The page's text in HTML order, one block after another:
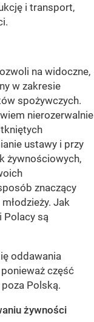
i transport,
na widoczne,
w zakresie
spożywczych.
nierozerwalnie
ustawy i przy
żywnościowych,
znaczący
Jak
Polacy są
oddawania
część
Polską.
żywności